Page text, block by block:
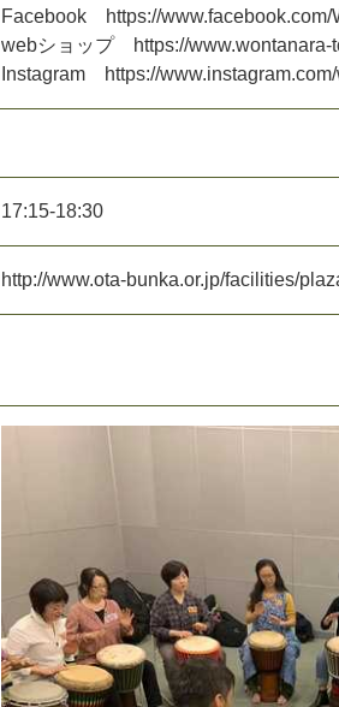
Facebook https://www.facebook.com/
webシ ョ ップ https://www.wontanara-t
nstagram https://www.instagram.com/
17:15-18:30
http://www.ota-bunka.or.jp/faci ities/p az